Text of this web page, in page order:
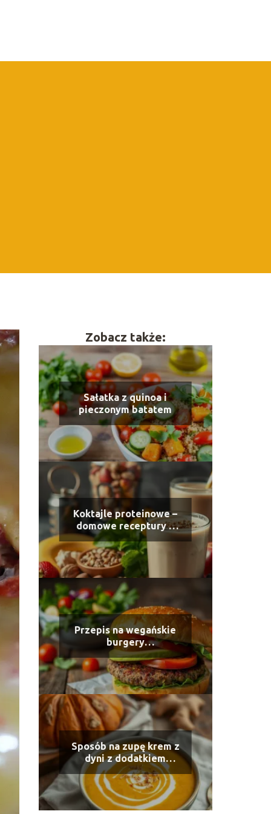
Zobacz także:
Sałatka z quinoa i
pieczonym batatem
Koktajle proteinowe –
domowe receptury z
odżywką lub
naturalnym białkiem
Przepis na wegańskie
burgery
wysokobiałkowe
Sposób na zupę krem z
dyni z dodatkiem
imbiru i mleka
kokosowego